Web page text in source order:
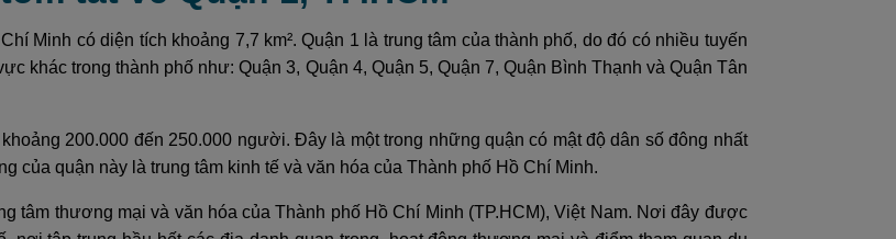
Minh có diện tích khoảng 7,7 km². Quận 1 là trung tâm của thành phố, do đó có nhiều tuyến
khác trong thành phố như: Quận 3, Quận 4, Quận 5, Quận 7, Quận Bình Thạnh và Quận Tân
200.000 đến 250.000 người. Đây là một trong những quận có mật độ dân số đông nhất
của quận này là trung tâm kinh tế và văn hóa của Thành phố Hồ Chí Minh.
tâm thương mại và văn hóa của Thành phố Hồ Chí Minh (TP.HCM), Việt Nam. Nơi đây được